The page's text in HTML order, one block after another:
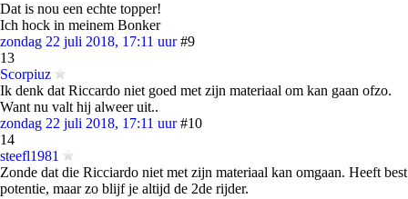
Dat is nou een echte topper!
Ich hock in meinem Bonker
zondag 22 juli 2018, 17:11 uur #9
13
Scorpiuz
Ik denk dat Riccardo niet goed met zijn materiaal om kan gaan ofzo.
Want nu valt hij alweer uit..
zondag 22 juli 2018, 17:11 uur #10
14
steefl1981
Zonde dat die Ricciardo niet met zijn materiaal kan omgaan. Heeft best
potentie, maar zo blijf je altijd de 2de rijder.